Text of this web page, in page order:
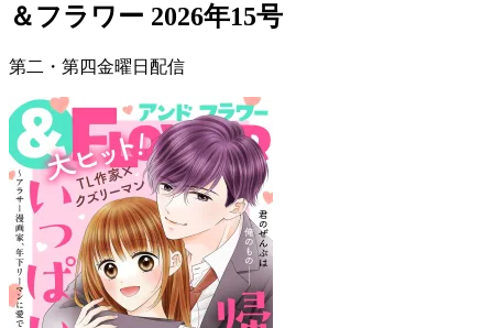
＆フラワー 2026年15号
第二・第四金曜日配信